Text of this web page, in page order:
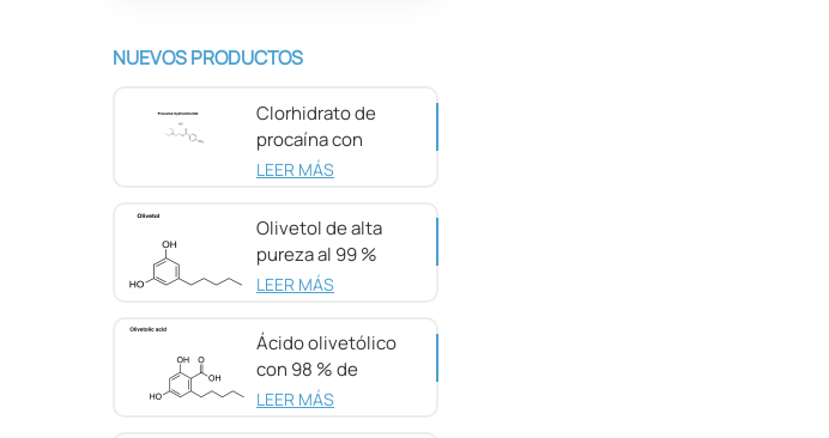
NUEVOS PRODUCTOS
Clorhidrato de
procaína con
pureza del 98 %
LEER MÁS
Olivetol de alta
pureza al 99 %
CAS 500-66-3
LEER MÁS
Ácido olivetólico
con 98 % de
pureza CAS 491-
LEER MÁS